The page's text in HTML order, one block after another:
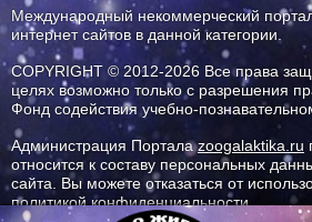
Международный некоммерческий
интернет сайтов в данной категории.
COPYRIGHT © 2012-2026 Все права
целях возможно только с разрешения
Фонд содействия учебно-
Администрация Порталаzoogalaktika.ru
относится к составу персональных
сайта. Вы можете отказаться от
политикой конфиденциальности.